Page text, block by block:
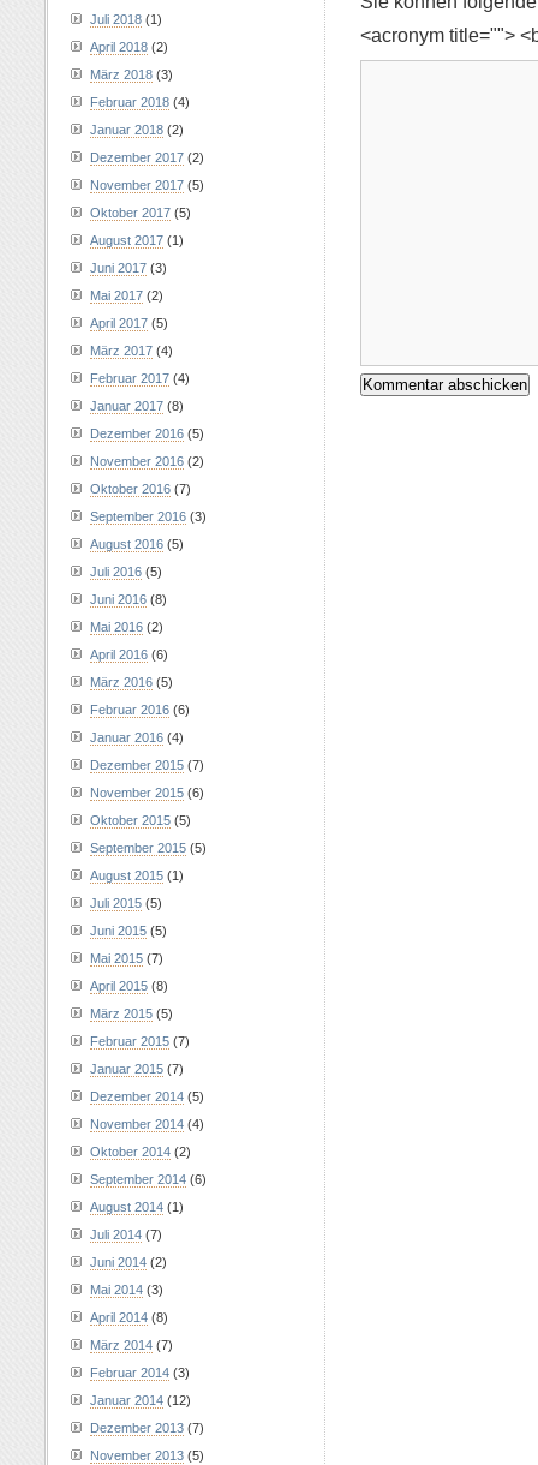
<acronym title="">
Juli 2018 (1)
April 2018 (2)
März 2018 (3)
Februar 2018 (4)
Januar 2018 (2)
Dezember 2017 (2)
November 2017 (5)
Oktober 2017 (5)
August 2017 (1)
Juni 2017 (3)
Mai 2017 (2)
April 2017 (5)
März 2017 (4)
Februar 2017 (4)
Januar 2017 (8)
Dezember 2016 (5)
November 2016 (2)
Oktober 2016 (7)
September 2016 (3)
August 2016 (5)
Juli 2016 (5)
Juni 2016 (8)
Mai 2016 (2)
April 2016 (6)
März 2016 (5)
Februar 2016 (6)
Januar 2016 (4)
Dezember 2015 (7)
November 2015 (6)
Oktober 2015 (5)
September 2015 (5)
August 2015 (1)
Juli 2015 (5)
Juni 2015 (5)
Mai 2015 (7)
April 2015 (8)
März 2015 (5)
Februar 2015 (7)
Januar 2015 (7)
Dezember 2014 (5)
November 2014 (4)
Oktober 2014 (2)
September 2014 (6)
August 2014 (1)
Juli 2014 (7)
Juni 2014 (2)
Mai 2014 (3)
April 2014 (8)
März 2014 (7)
Februar 2014 (3)
Januar 2014 (12)
Dezember 2013 (7)
November 2013 (5)